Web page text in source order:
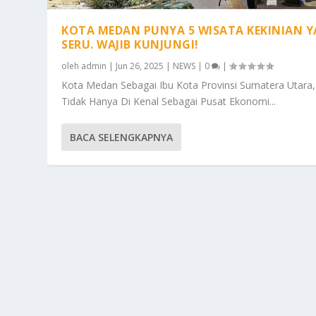
KOTA MEDAN PUNYA 5 WISATA KEKINIAN
SERU. WAJIB KUNJUNGI!
oleh admin | Jun 26, 2025 | NEWS | 0 |
Kota Medan Sebagai Ibu Kota Provinsi Sumatera Utara,
Tidak Hanya Di Kenal Sebagai Pusat Ekonomi...
BACA SELENGKAPNYA